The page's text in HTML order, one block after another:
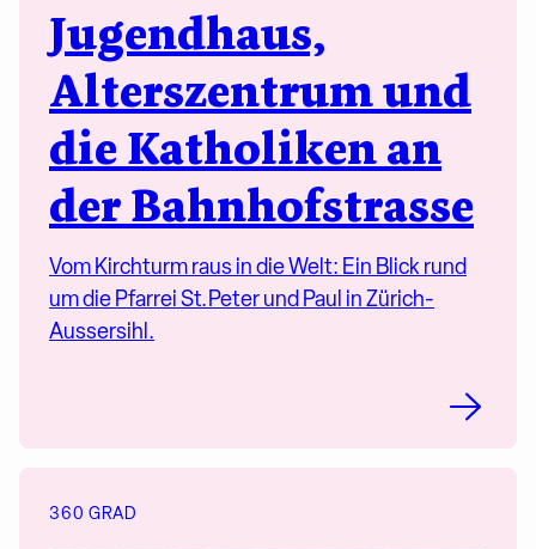
Jugendhaus,
Alterszentrum und
die Katholiken an
der Bahnhofstrasse
Vom Kirchturm raus in die Welt: Ein Blick rund
um die Pfarrei St. Peter und Paul in Zürich-
Aussersihl.
360 GRAD